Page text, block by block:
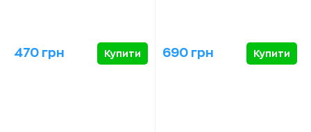
470 грн Купити 690 грн Купити